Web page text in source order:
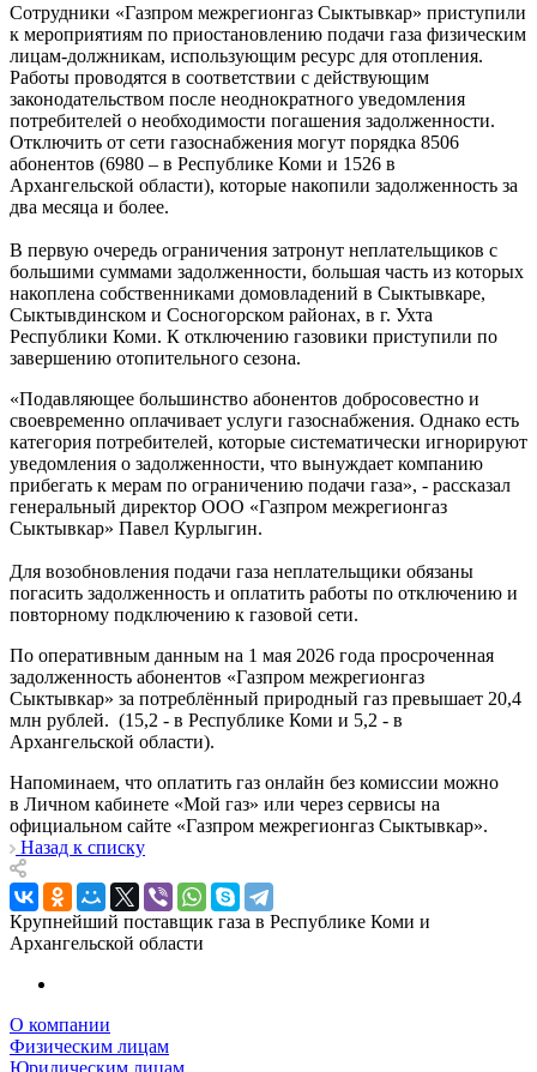
Сотрудники «Газпром межрегионгаз Сыктывкар» приступили
к мероприятиям по приостановлению подачи газа физическим
лицам-должникам, использующим ресурс для отопления.
Работы проводятся в соответствии с действующим
законодательством после неоднократного уведомления
потребителей о необходимости погашения задолженности.
Отключить от сети газоснабжения могут порядка 8506
абонентов (6980 – в Республике Коми и 1526 в
Архангельской области), которые накопили задолженность за
два месяца и более.
В первую очередь ограничения затронут неплательщиков с
большими суммами задолженности, большая часть из которых
накоплена собственниками домовладений в Сыктывкаре,
Сыктывдинском и Сосногорском районах, в г. Ухта
Республики Коми. К отключению газовики приступили по
завершению отопительного сезона.
«Подавляющее большинство абонентов добросовестно и
своевременно оплачивает услуги газоснабжения. Однако есть
категория потребителей, которые систематически игнорируют
уведомления о задолженности, что вынуждает компанию
прибегать к мерам по ограничению подачи газа», - рассказал
генеральный директор ООО «Газпром межрегионгаз
Сыктывкар» Павел Курлыгин.
Для возобновления подачи газа неплательщики обязаны
погасить задолженность и оплатить работы по отключению и
повторному подключению к газовой сети.
По оперативным данным на 1 мая 2026 года просроченная
задолженность абонентов «Газпром межрегионгаз
Сыктывкар» за потреблённый природный газ превышает 20,4
млн рублей. (15,2 - в Республике Коми и 5,2 - в
Архангельской области).
Напоминаем, что оплатить газ онлайн без комиссии можно
в Личном кабинете «Мой газ» или через сервисы на
официальном сайте «Газпром межрегионгаз Сыктывкар».
Назад к списку
Крупнейший поставщик газа в Республике Коми и
Архангельской области
О компании
Физическим лицам
Юридическим лицам